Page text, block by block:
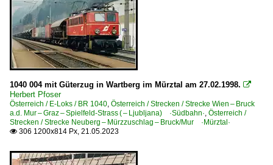
1040 004 mit Güterzug in Wartberg im Mürztal am 27.02.1998. 
Herbert Pfoser
Österreich / E-Loks / BR 1040 Österreich / Strecken / Strecke Wien – Bruck
a.d. Mur – Graz – Spielfeld-Strass ( – Ljubljana) ·Südbahn· Österreich /
Strecken / Strecke Neuberg – Mürzzuschlag – Bruck/Mur ·Mürztal·
 306 1200x814 Px, 21.05.2023